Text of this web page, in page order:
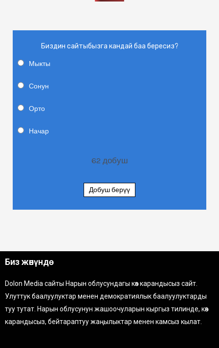
Биздин сайтыбызга кандай баа бересиз?
Мыкты
Сонун
Орто
Начар
62 добуш
Добуш берүү
Биз жөнүндө
Dolon Media сайты Нарын облусундагы көз карандысыз сайт.
Улуттук баалуулуктар менен демократиялык баалуулуктарды
туу тутат. Нарын облусунун жашоочуларын кыргыз тилинде, көз
карандысыз, бейтараптуу жаңылыктар менен камсыз кылат.